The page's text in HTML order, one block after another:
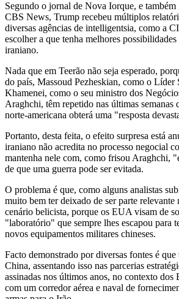
Segundo o jornal de Nova Iorque, e também
CBS News, Trump recebeu múltiplos
diversas agências de intelligentsia, como a
escolher a que tenha melhores
iraniano.
Nada que em Teerão não seja esperado,
do país, Massoud Pezheskian, como o Líder
Khamenei, como o seu ministro dos
Araghchi, têm repetido nas últimas semanas
norte-americana obterá uma "resposta
Portanto, desta feita, o efeito surpresa está
iraniano não acredita no processo negocial
mantenha nele com, como frisou Araghchi,
de que uma guerra pode ser evitada.
O problema é que, como alguns analistas
muito bem ter deixado de ser parte relevante
cenário belicista, porque os EUA visam de
"laboratório" que sempre lhes escapou para
novos equipamentos militares chineses.
Facto demonstrado por diversas fontes é
China, assentando isso nas parcerias
assinadas nos últimos anos, no contexto dos
com um corredor aérea e naval de